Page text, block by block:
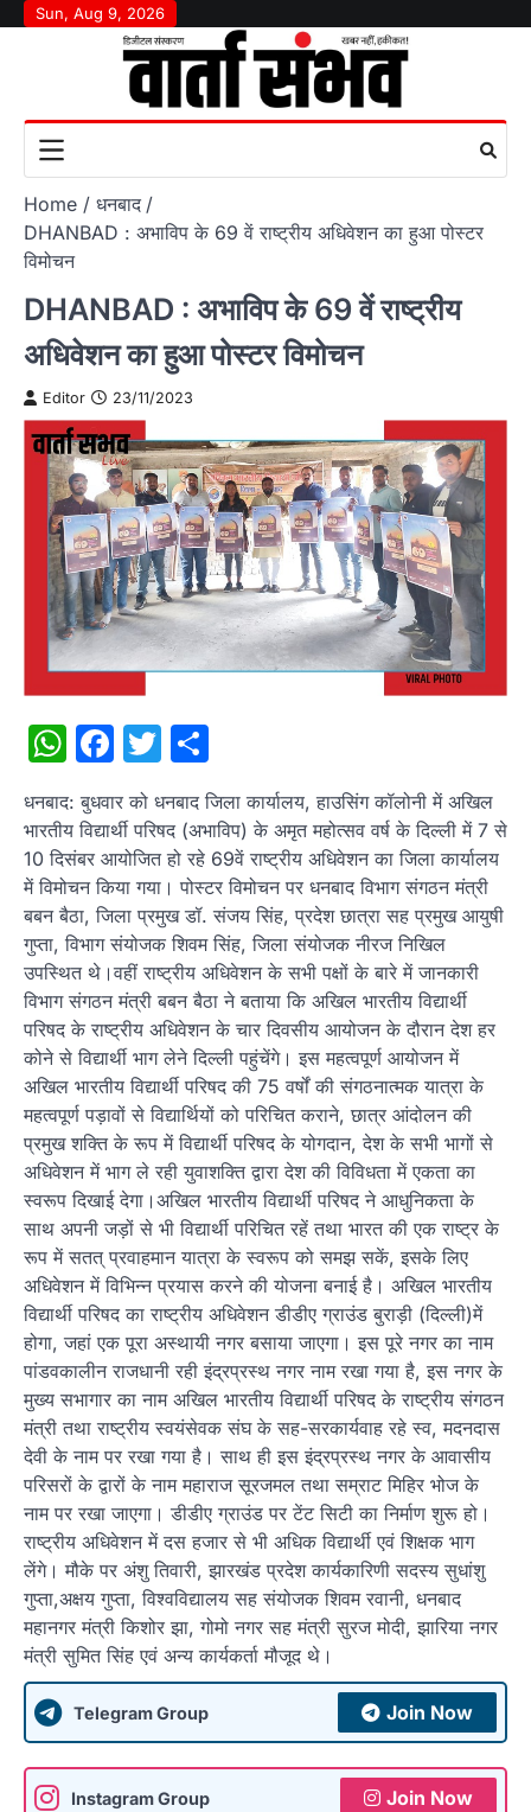
SkipSun, Aug 9, 2026
Home
धनबाद
DHANBAD : अभाविप के 69 वें राष्ट्रीय अधिवेशन का हुआ पोस्टर
विमोचन
DHANBAD : अभाविप के 69 वें राष्ट्रीय
अधिवेशन का हुआ पोस्टर विमोचन
Editor 23/11/2023
WhatsApp
Facebook
Twitter
धनबाद: बुधवार को धनबाद जिला कार्यालय, हाउसिंग कॉलोनी में अखिल
भारतीय विद्यार्थी परिषद (अभाविप) के अमृत महोत्सव वर्ष के दिल्ली में 7 से
10 दिसंबर आयोजित हो रहे 69वें राष्ट्रीय अधिवेशन का जिला कार्यालय
में विमोचन किया गया। पोस्टर विमोचन पर धनबाद विभाग संगठन मंत्री
बबन बैठा, जिला प्रमुख डॉ. संजय सिंह, प्रदेश छात्रा सह प्रमुख आयुषी
गुप्ता, विभाग संयोजक शिवम सिंह, जिला संयोजक नीरज निखिल
उपस्थित थे।वहीं राष्ट्रीय अधिवेशन के सभी पक्षों के बारे में जानकारी
विभाग संगठन मंत्री बबन बैठा ने बताया कि अखिल भारतीय विद्यार्थी
परिषद के राष्ट्रीय अधिवेशन के चार दिवसीय आयोजन के दौरान देश हर
कोने से विद्यार्थी भाग लेने दिल्ली पहुंचेंगे। इस महत्वपूर्ण आयोजन में
अखिल भारतीय विद्यार्थी परिषद की 75 वर्षों की संगठनात्मक यात्रा के
महत्वपूर्ण पड़ावों से विद्यार्थियों को परिचित कराने, छात्र आंदोलन की
प्रमुख शक्ति के रूप में विद्यार्थी परिषद के योगदान, देश के सभी भागों से
अधिवेशन में भाग ले रही युवाशक्ति द्वारा देश की विविधता में एकता का
स्वरूप दिखाई देगा।अखिल भारतीय विद्यार्थी परिषद ने आधुनिकता के
साथ अपनी जड़ों से भी विद्यार्थी परिचित रहें तथा भारत की एक राष्ट्र के
रूप में सतत् प्रवाहमान यात्रा के स्वरूप को समझ सकें, इसके लिए
अधिवेशन में विभिन्न प्रयास करने की योजना बनाई है। अखिल भारतीय
विद्यार्थी परिषद का राष्ट्रीय अधिवेशन डीडीए ग्राउंड बुराड़ी (दिल्ली)में
होगा, जहां एक पूरा अस्थायी नगर बसाया जाएगा। इस पूरे नगर का नाम
पांडवकालीन राजधानी रही इंद्रप्रस्थ नगर नाम रखा गया है, इस नगर के
मुख्य सभागार का नाम अखिल भारतीय विद्यार्थी परिषद के राष्ट्रीय संगठन
मंत्री तथा राष्ट्रीय स्वयंसेवक संघ के सह-सरकार्यवाह रहे स्व, मदनदास
देवी के नाम पर रखा गया है। साथ ही इस इंद्रप्रस्थ नगर के आवासीय
परिसरों के द्वारों के नाम महाराज सूरजमल तथा सम्राट मिहिर भोज के
नाम पर रखा जाएगा। डीडीए ग्राउंड पर टेंट सिटी का निर्माण शुरू हो।
राष्ट्रीय अधिवेशन में दस हजार से भी अधिक विद्यार्थी एवं शिक्षक भाग
लेंगे। मौके पर अंशु तिवारी, झारखंड प्रदेश कार्यकारिणी सदस्य सुधांशु
गुप्ता,अक्षय गुप्ता, विश्वविद्यालय सह संयोजक शिवम रवानी, धनबाद
महानगर मंत्री किशोर झा, गोमो नगर सह मंत्री सुरज मोदी, झारिया नगर
मंत्री सुमित सिंह एवं अन्य कार्यकर्ता मौजूद थे।
Telegram Group Join Now
Instagram Group Join Now